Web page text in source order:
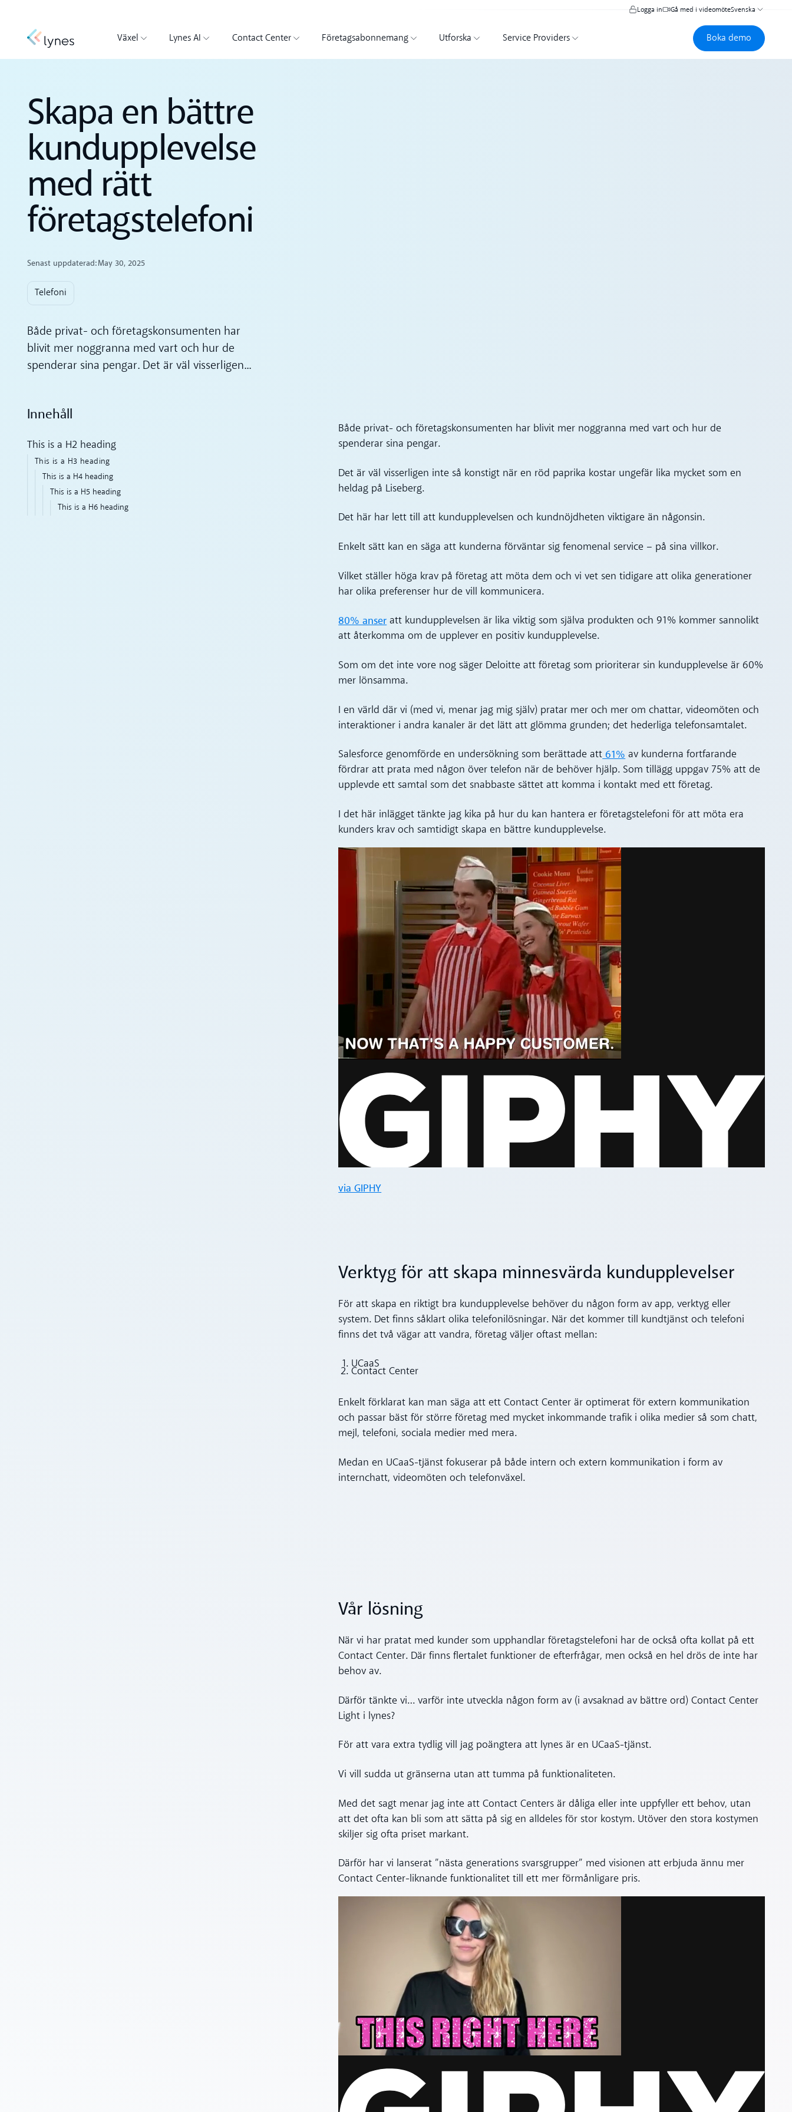
Logga in Gå med i videomöteSvenska
Växel Lynes AI Contact Center Företagsabonnemang Utforska Service Providers
Boka demo
Boka demo
Skapa en bättre
kundupplevelse
med rätt
företagstelefoni
Senast uppdaterad:May 30, 2025
Telefoni
Både privat- och företagskonsumenten har
blivit mer noggranna med vart och hur de
spenderar sina pengar. Det är väl visserligen...
Innehåll
This is a H2 heading
This is a H3 heading
This is a H4 heading
This is a H5 heading
This is a H6 heading
Både privat- och företagskonsumenten har blivit mer noggranna med vart och hur de
spenderar sina pengar.
Det är väl visserligen inte så konstigt när en röd paprika kostar ungefär lika mycket som en
heldag på Liseberg.
Det här har lett till att kundupplevelsen och kundnöjdheten viktigare än någonsin.
Enkelt sätt kan en säga att kunderna förväntar sig fenomenal service – på sina villkor.
Vilket ställer höga krav på företag att möta dem och vi vet sen tidigare att olika generationer
har olika preferenser hur de vill kommunicera.
80% anser att kundupplevelsen är lika viktig som själva produkten och 91% kommer sannolikt
att återkomma om de upplever en positiv kundupplevelse.
Som om det inte vore nog säger Deloitte att företag som prioriterar sin kundupplevelse är 60%
mer lönsamma.
I en värld där vi (med vi, menar jag mig själv) pratar mer och mer om chattar, videomöten och
interaktioner i andra kanaler är det lätt att glömma grunden; det hederliga telefonsamtalet.
Salesforce genomförde en undersökning som berättade att61% av kunderna fortfarande
fördrar att prata med någon över telefon när de behöver hjälp. Som tillägg uppgav 75% att de
upplevde ett samtal som det snabbaste sättet att komma i kontakt med ett företag.
I det här inlägget tänkte jag kika på hur du kan hantera er företagstelefoni för att möta era
kunders krav och samtidigt skapa en bättre kundupplevelse.
via GIPHY
Verktyg för att skapa minnesvärda kundupplevelser
För att skapa en riktigt bra kundupplevelse behöver du någon form av app, verktyg eller
system. Det finns såklart olika telefonilösningar. När det kommer till kundtjänst och telefoni
finns det två vägar att vandra, företag väljer oftast mellan:
UCaaS
Contact Center
Enkelt förklarat kan man säga att ett Contact Center är optimerat för extern kommunikation
och passar bäst för större företag med mycket inkommande trafik i olika medier så som chatt,
mejl, telefoni, sociala medier med mera.
Medan en UCaaS-tjänst fokuserar på både intern och extern kommunikation i form av
internchatt, videomöten och telefonväxel.
Vår lösning
När vi har pratat med kunder som upphandlar företagstelefoni har de också ofta kollat på ett
Contact Center. Där finns flertalet funktioner de efterfrågar, men också en hel drös de inte har
behov av.
Därför tänkte vi… varför inte utveckla någon form av (i avsaknad av bättre ord) Contact Center
Light i lynes?
För att vara extra tydlig vill jag poängtera att lynes är en UCaaS-tjänst.
Vi vill sudda ut gränserna utan att tumma på funktionaliteten.
Med det sagt menar jag inte att Contact Centers är dåliga eller inte uppfyller ett behov, utan
att det ofta kan bli som att sätta på sig en alldeles för stor kostym. Utöver den stora kostymen
skiljer sig ofta priset markant.
Därför har vi lanserat ”nästa generations svarsgrupper” med visionen att erbjuda ännu mer
Contact Center-liknande funktionalitet till ett mer förmånligare pris.